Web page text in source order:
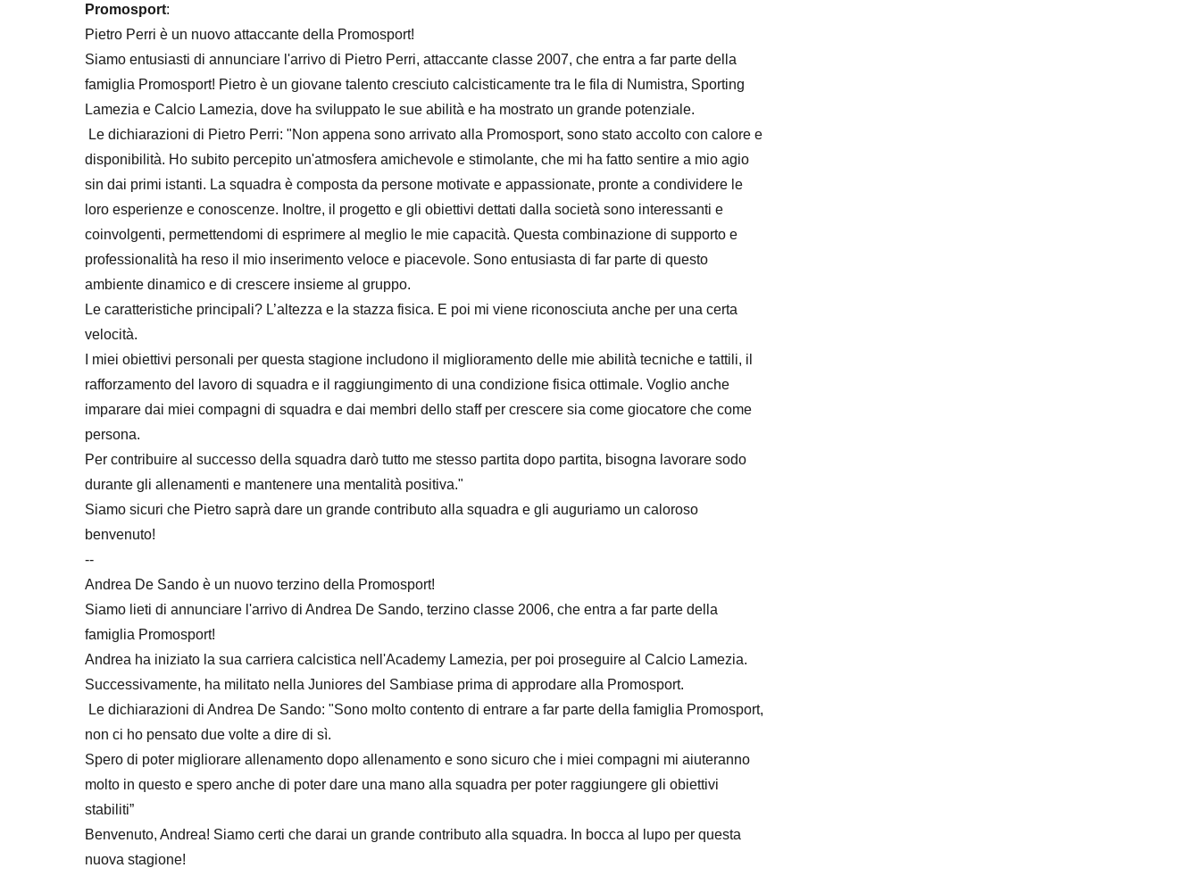
Promosport:
Pietro Perri è un nuovo attaccante della Promosport!
Siamo entusiasti di annunciare l'arrivo di Pietro Perri, attaccante classe 2007, che entra a far parte della
famiglia Promosport! Pietro è un giovane talento cresciuto calcisticamente tra le fila di Numistra, Sporting
Lamezia e Calcio Lamezia, dove ha sviluppato le sue abilità e ha mostrato un grande potenziale.
Le dichiarazioni di Pietro Perri: "Non appena sono arrivato alla Promosport, sono stato accolto con calore e
disponibilità. Ho subito percepito un'atmosfera amichevole e stimolante, che mi ha fatto sentire a mio agio
sin dai primi istanti. La squadra è composta da persone motivate e appassionate, pronte a condividere le
loro esperienze e conoscenze. Inoltre, il progetto e gli obiettivi dettati dalla società sono interessanti e
coinvolgenti, permettendomi di esprimere al meglio le mie capacità. Questa combinazione di supporto e
professionalità ha reso il mio inserimento veloce e piacevole. Sono entusiasta di far parte di questo
ambiente dinamico e di crescere insieme al gruppo.
Le caratteristiche principali? L’altezza e la stazza fisica. E poi mi viene riconosciuta anche per una certa
velocità.
I miei obiettivi personali per questa stagione includono il miglioramento delle mie abilità tecniche e tattili, il
rafforzamento del lavoro di squadra e il raggiungimento di una condizione fisica ottimale. Voglio anche
imparare dai miei compagni di squadra e dai membri dello staff per crescere sia come giocatore che come
persona.
Per contribuire al successo della squadra darò tutto me stesso partita dopo partita, bisogna lavorare sodo
durante gli allenamenti e mantenere una mentalità positiva."
Siamo sicuri che Pietro saprà dare un grande contributo alla squadra e gli auguriamo un caloroso
benvenuto!
--
Andrea De Sando è un nuovo terzino della Promosport!
Siamo lieti di annunciare l'arrivo di Andrea De Sando, terzino classe 2006, che entra a far parte della
famiglia Promosport!
Andrea ha iniziato la sua carriera calcistica nell'Academy Lamezia, per poi proseguire al Calcio Lamezia.
Successivamente, ha militato nella Juniores del Sambiase prima di approdare alla Promosport.
Le dichiarazioni di Andrea De Sando: "Sono molto contento di entrare a far parte della famiglia Promosport,
non ci ho pensato due volte a dire di sì.
Spero di poter migliorare allenamento dopo allenamento e sono sicuro che i miei compagni mi aiuteranno
molto in questo e spero anche di poter dare una mano alla squadra per poter raggiungere gli obiettivi
stabiliti”
Benvenuto, Andrea! Siamo certi che darai un grande contributo alla squadra. In bocca al lupo per questa
nuova stagione!